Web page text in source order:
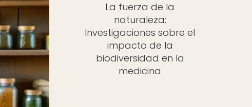
La fuerza de la
naturaleza:
Investigaciones sobre el
impacto de la
biodiversidad en la
medicina